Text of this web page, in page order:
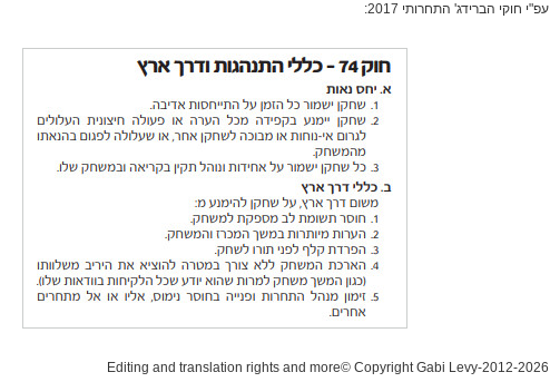
עפ"י חוקי הברידג' התחרותי 2017:
Editing and translation rights and more© Copyright Gabi Levy-2012-2026